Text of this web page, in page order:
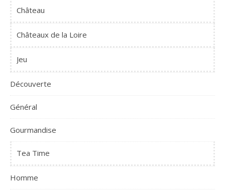
Château
Châteaux de la Loire
Jeu
Découverte
Général
Gourmandise
Tea Time
Homme